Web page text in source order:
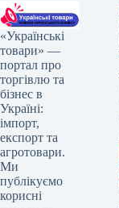
«Українські
товари» —
портал про
торгівлю та
бізнес в
Україні:
імпорт,
експорт та
агротовари.
Ми
публікуємо
корисні